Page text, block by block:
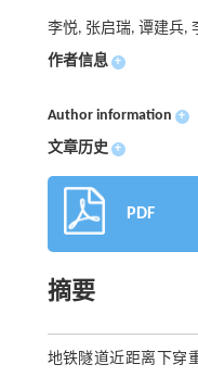
李悦, 张启瑞, 谭建兵,
作者信息 +
Author information +
文章历史 +
PDF
摘要
地铁隧道近距离下穿